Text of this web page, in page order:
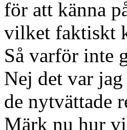
för att känna
vilket faktiskt
Så varför inte
Nej det var
de nytvättade
Märk nu hur